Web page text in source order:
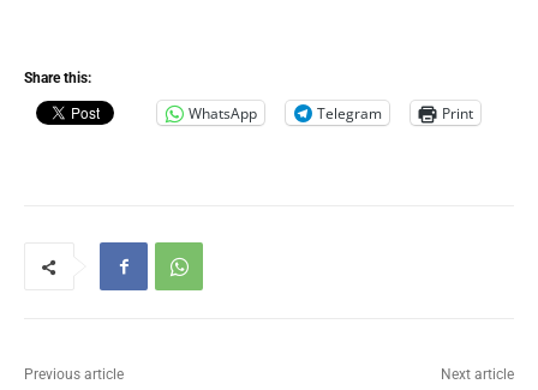
Share this:
WhatsApp Telegram Print
Previous article Next article